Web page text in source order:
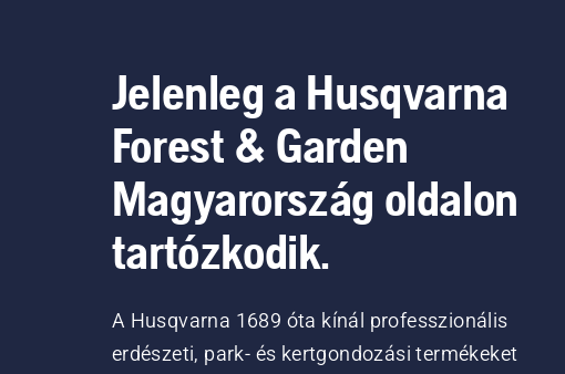
Jelenleg a Husqvarna
Forest & Garden
Magyarország oldalon
tartózkodik.
A Husqvarna 1689 óta kínál professzionális
erdészeti, park- és kertgondozási termékeket